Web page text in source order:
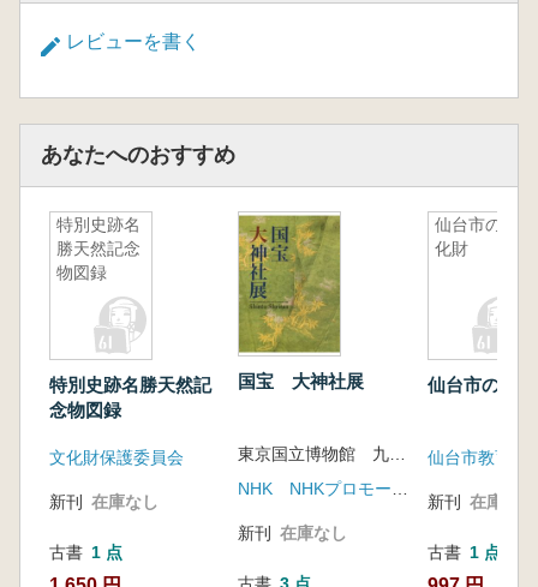
レビューを書く
あなたへのおすすめ
特別史跡名
勝天然記念
物図録
特別史跡名勝天然記
念物図録
文化財保護委員会
新刊 在庫なし
古書 1 点
国宝 大神社展
新刊 在庫なし
古書 3 点
仙台市の文
化財
仙台市の文
仙台市教育委
新刊 在庫なし
古書 1 点